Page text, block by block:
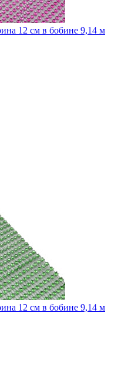
12 см в бобине 9,14 м
12 см в бобине 9,14 м